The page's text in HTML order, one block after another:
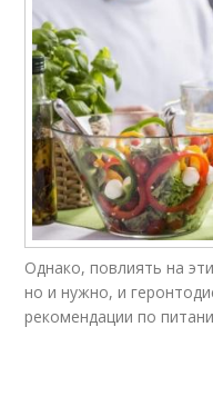
Однако, повлиять на
но и нужно, и
рекомендации по